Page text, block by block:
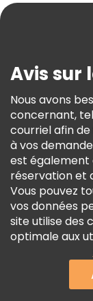
Conditions
Politique En
Freetour Prix
Programme
Avis sur
Nous avons
concernant,
courriel afin
à vos
est également
réservation et
Vous pouvez
vos données
site utilise des
optimale aux